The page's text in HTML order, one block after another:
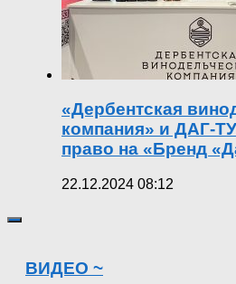
«Дербентская
компания» и ДАГ-
право на «Бренд
22.12.2024 08:12
ВИДЕО ~